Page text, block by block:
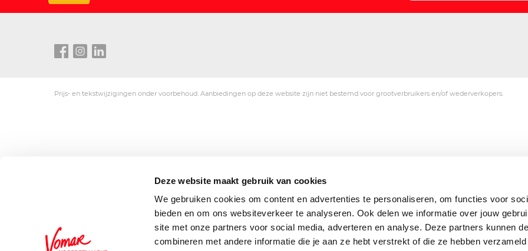
Deze website maakt gebruik van cookies
We gebruiken cookies om content en advertenties te personaliseren, om functies voor
bieden en om ons websiteverkeer te analyseren. Ook delen we informatie over jouw
site met onze partners voor social media, adverteren en analyse. Deze partners kunnen
combineren met andere informatie die je aan ze hebt verstrekt of die ze hebben
Prijs- en tekstwijzigingen onder voorbehoud. Aanbiedingen op deze website zijn niet bestemd voor grootverbruikers en/of wederverkopers.